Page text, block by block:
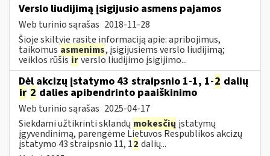
Verslo liudijimą įsigijusio asmens pajamos
Web turinio sąrašas 2018-11-28
Šioje skiltyje rasite informaciją apie: apribojimus,
taikomus asmenims, įsigijusiems verslo liudijimą;
veiklos rūšisirverslo liudijimo įsigijimo...
Dėl akcizų įstatymo 43 straipsnio 1-1, 1-2 dalių
ir 2 dalies apibendrinto paaiškinimo
Web turinio sąrašas 2025-04-17
Siekdami užtikrinti sklandų mokesčių įstatymų
įgyvendinimą, parengėme Lietuvos Respublikos akcizų
įstatymo 43 straipsnio 11, 12 dalių...